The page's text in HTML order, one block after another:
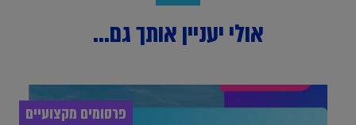
אולי יעניין אותך גם...
פרסומים מקצועיים